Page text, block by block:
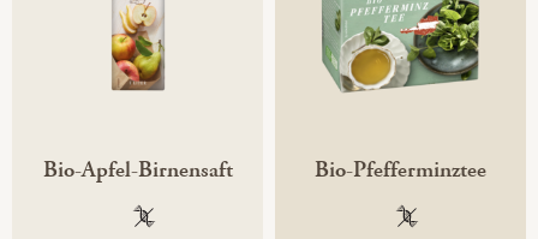
Bio-Apfel-Birnensaft
100 % gentechnikfrei
Bio-Pfefferminztee
100 %